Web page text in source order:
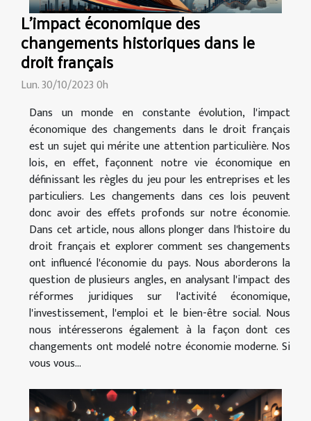
L'impact économique des
changements historiques dans le
droit français
Lun. 30/10/2023 0h
Dans un monde en constante évolution, l'impact
économique des changements dans le droit français
est un sujet qui mérite une attention particulière. Nos
lois, en effet, façonnent notre vie économique en
définissant les règles du jeu pour les entreprises et les
particuliers. Les changements dans ces lois peuvent
donc avoir des effets profonds sur notre économie.
Dans cet article, nous allons plonger dans l'histoire du
droit français et explorer comment ses changements
ont influencé l'économie du pays. Nous aborderons la
question de plusieurs angles, en analysant l'impact des
réformes juridiques sur l'activité économique,
l'investissement, l'emploi et le bien-être social. Nous
nous intéresserons également à la façon dont ces
changements ont modelé notre économie moderne. Si
vous vous...